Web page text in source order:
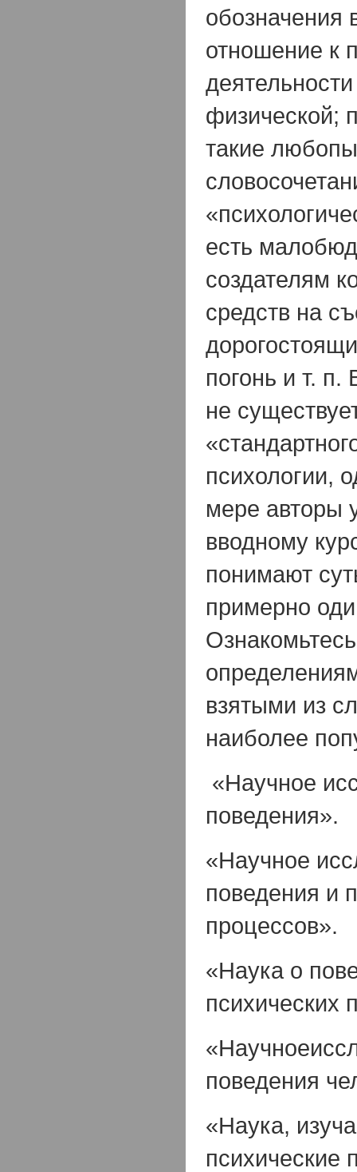
обозначения
отношение к
физической;
такие
есть
создателям
средств на
погонь и т.
не
психологии,
мере авторы
вводному
понимают
примерно
взятыми из
наиболее
«Научное
поведения».
«Научное
поведения и
процессов».
«Наука о
психических
поведения
«Наука,
психические